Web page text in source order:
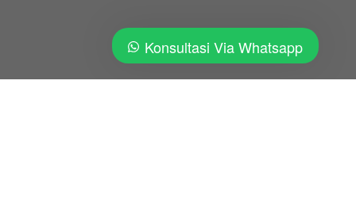
Konsultasi Via Whatsapp